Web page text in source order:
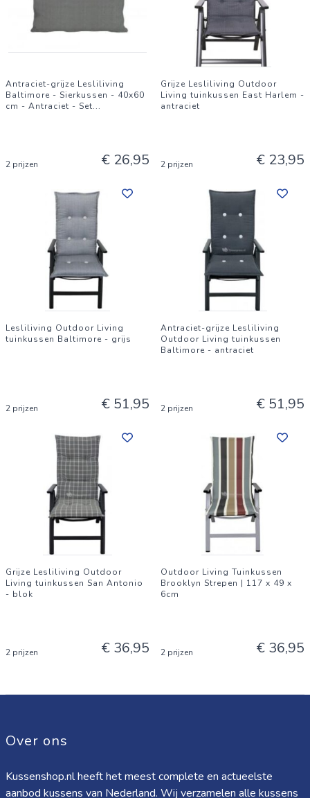
Antraciet-grijze Lesliliving
Baltimore - Sierkussen - 40x60
cm - Antraciet - Set...
2 prijzen € 26,95
Grijze Lesliliving Outdoor
Living tuinkussen East Harlem -
antraciet
2 prijzen € 23,95
Lesliliving Outdoor Living
tuinkussen Baltimore - grijs
2 prijzen € 51,95
Antraciet-grijze Lesliliving
Outdoor Living tuinkussen
Baltimore - antraciet
2 prijzen € 51,95
Grijze Lesliliving Outdoor
Living tuinkussen San Antonio
- blok
2 prijzen € 36,95
Outdoor Living Tuinkussen
Brooklyn Strepen | 117 x 49 x
6cm
2 prijzen € 36,95
Over ons
Kussenshop.nl heeft het meest complete en actueelste
aanbod kussens van Nederland. Wij verzamelen alle kussens